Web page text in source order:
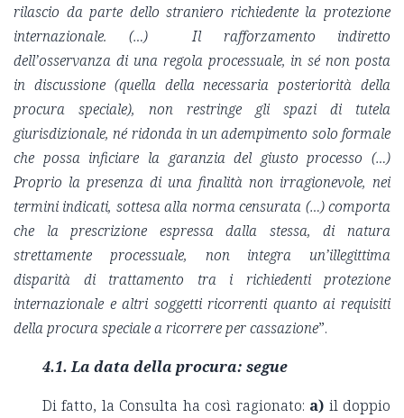
rilascio da parte dello straniero richiedente la protezione
internazionale. (…) Il rafforzamento indiretto
dell’osservanza di una regola processuale, in sé non posta
in discussione (quella della necessaria posteriorità della
procura speciale), non restringe gli spazi di tutela
giurisdizionale, né ridonda in un adempimento solo formale
che possa inficiare la garanzia del giusto processo (…)
Proprio la presenza di una finalità non irragionevole, nei
termini indicati, sottesa alla norma censurata (…) comporta
che la prescrizione espressa dalla stessa, di natura
strettamente processuale, non integra un’illegittima
disparità di trattamento tra i richiedenti protezione
internazionale e altri soggetti ricorrenti quanto ai requisiti
della procura speciale a ricorrere per cassazione”.
4.1. La data della procura: segue
Di fatto, la Consulta ha così ragionato: a) il doppio